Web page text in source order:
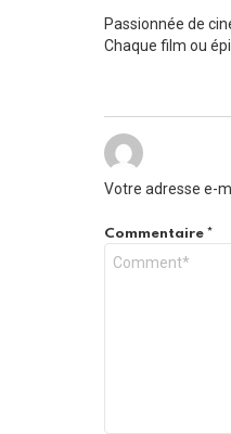
Passionnée de
Chaque film ou
Votre adresse e-
Commentaire *